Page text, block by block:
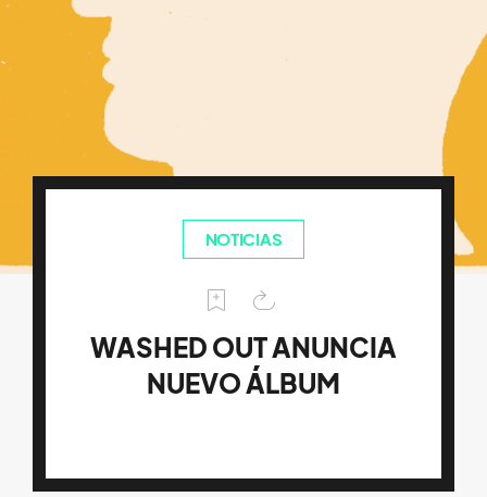
NOTICIAS
WASHED OUT ANUNCIA
NUEVO ÁLBUM